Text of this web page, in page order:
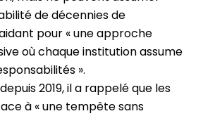
de décennies de
pour « une approche
où chaque institution assume
».
2019, il a rappelé que les
à « une tempête sans